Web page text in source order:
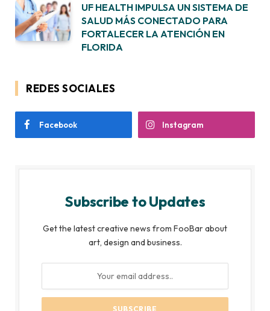
UF HEALTH IMPULSA UN SISTEMA DE
SALUD MÁS CONECTADO PARA
FORTALECER LA ATENCIÓN EN
FLORIDA
REDES SOCIALES
Facebook Instagram
Subscribe to Updates
Get the latest creative news from FooBar about
art, design and business.